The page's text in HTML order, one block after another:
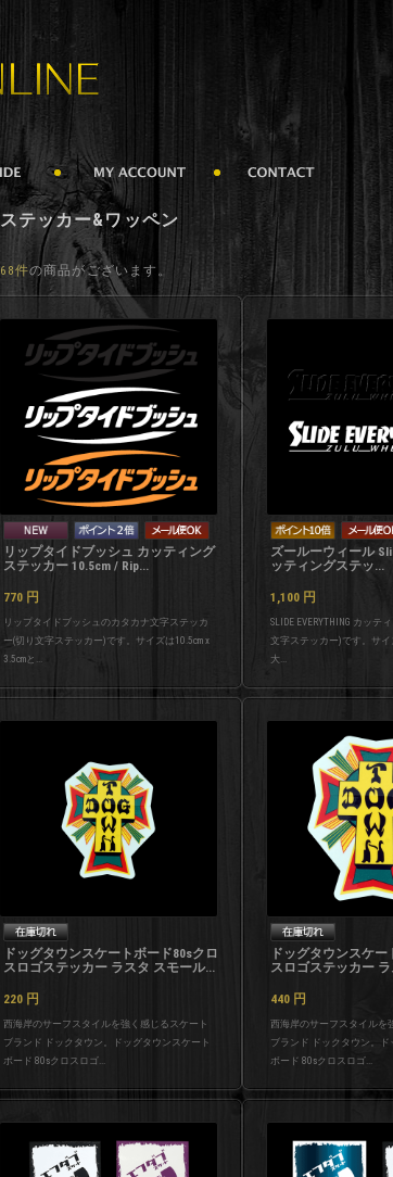
ステッカー&ワッペン
68件の商品がございます。
リップタイドブッシュ カッティング
ステッカー 10.5cm / Rip...
770円
リップタイドブッシュのカタカナ文字ステッカ
ー(切り文字ステッカー)です。サイズは10.5cm x
3.5cmと...
ズールーウィール
ッティングステッ...
1,100円
SLIDE EVERYTHING カッテ
文字ステッカー)です。サイ
大...
ドッグタウンスケートボード80sクロ
スロゴステッカー ラスタ スモール...
220円
西海岸のサーフスタイルを強く感じるスケート
ブランド ドックタウン。ドッグタウンスケート
ボード 80sクロスロゴ...
ドッグタウンスケー
スロゴステッカー
440円
西海岸のサーフスタイルを
ブランド ドックタウン。ド
ボード 80sクロスロゴ...